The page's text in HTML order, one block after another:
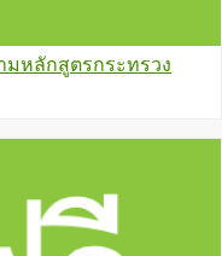
มหลักสูตรกระทรวง